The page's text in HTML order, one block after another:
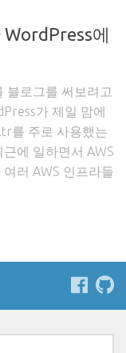
에
블로그를 써보려고
가 제일 맘에
를 주로 사용했는
에 일하면서 AWS
러 AWS 인프라들